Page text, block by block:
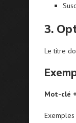
3.
Le titre
Mot-clé
Exemples